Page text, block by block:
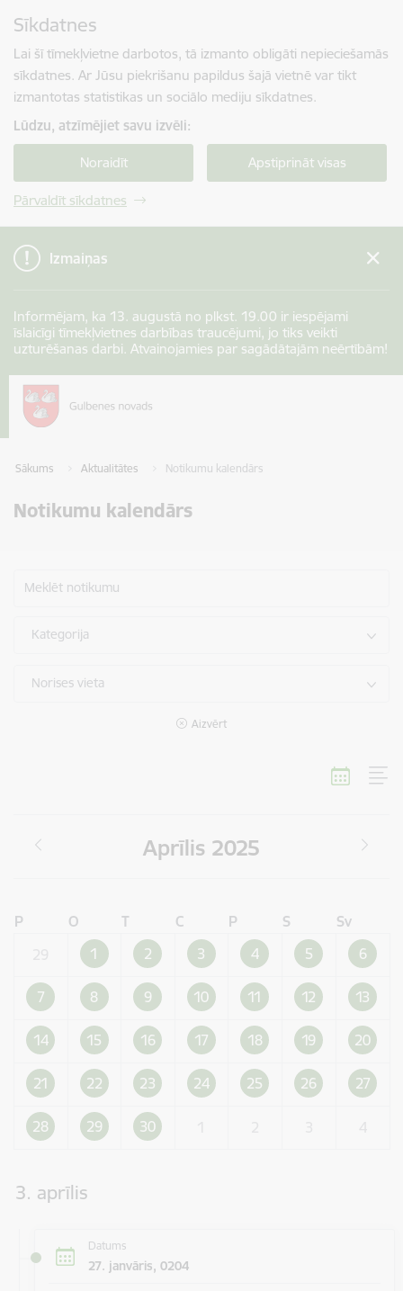
Sīkdatnes
Lai šī tīmekļvietne darbotos, tā izmanto obligāti nepieciešamās
sīkdatnes. Ar Jūsu piekrišanu papildus šajā vietnē var tikt
izmantotas statistikas un sociālo mediju sīkdatnes.
Lūdzu, atzīmējiet savu izvēli:
Noraidīt Apstiprināt visas
Pārvaldīt sīkdatnes
Izmaiņas
Informējam, ka 13. augustā no plkst. 19.00 ir iespējami
īslaicīgi tīmekļvietnes darbības traucējumi, jo tiks veikti
uzturēšanas darbi. Atvainojamies par sagādātajām neērtībām!
Sākums Aktualitātes Notikumu kalendārs
Notikumu kalendārs
Meklēt notikumu
Kategorija
Norises vieta
Aizvērt
Aprīlis 2025
P O T C P S
Sv
1 2 3 4 5 6
7 8 9 10 11 12 13
14 15 16 17 18 19 20
21 22 23 24 25 26 27
28 29 30
3. aprīlis
Datums
27. janvāris, 0204